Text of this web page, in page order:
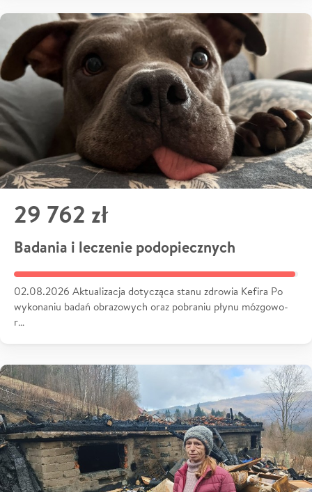
29 762 zł
Badania i leczenie podopiecznych
02.08.2026 Aktualizacja dotycząca stanu zdrowia Kefira Po
wykonaniu badań obrazowych oraz pobraniu płynu mózgowo-
r…